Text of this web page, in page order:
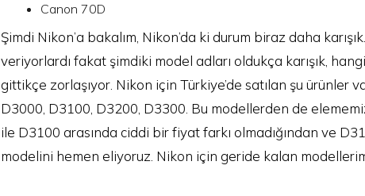
Canon 70D
Şimdi Nikon’a bakalım, Nikon’da ki durum biraz daha
veriyorlardı fakat şimdiki model adları oldukça karışık,
gittikçe zorlaşıyor. Nikon için Türkiye’de satılan şu ürünler
D3000, D3100, D3200, D3300. Bu modellerden de
ile D3100 arasında ciddi bir fiyat farkı olmadığından ve
modelini hemen eliyoruz. Nikon için geride kalan